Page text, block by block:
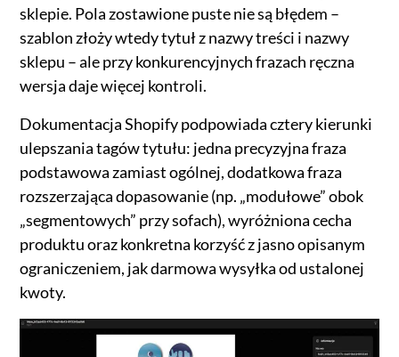
sklepie. Pola zostawione puste nie są błędem –
szablon złoży wtedy tytuł z nazwy treści i nazwy
sklepu – ale przy konkurencyjnych frazach ręczna
wersja daje więcej kontroli.
Dokumentacja Shopify podpowiada cztery kierunki
ulepszania tagów tytułu: jedna precyzyjna fraza
podstawowa zamiast ogólnej, dodatkowa fraza
rozszerzająca dopasowanie (np. „modułowe” obok
„segmentowych” przy sofach), wyróżniona cecha
produktu oraz konkretna korzyść z jasno opisanym
ograniczeniem, jak darmowa wysyłka od ustalonej
kwoty.